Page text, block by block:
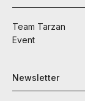
Team Tarzan
Event
Newsletter